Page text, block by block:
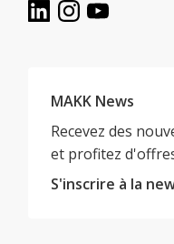
MAKK News
Recevez des
et profitez
S'inscrire à la